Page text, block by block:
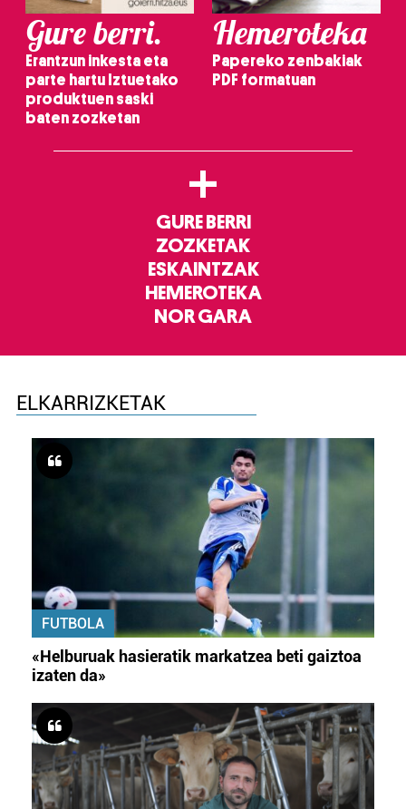
Gure berri.
Erantzun inkesta eta
parte hartu Iztuetako
produktuen saski
baten zozketan
Hemeroteka
Papereko zenbakiak
PDF formatuan
+
GURE BERRI
ZOZKETAK
ESKAINTZAK
HEMEROTEKA
NOR GARA
ELKARRIZKETAK
FUTBOLA
«Helburuak hasieratik markatzea beti gaiztoa
izaten da»